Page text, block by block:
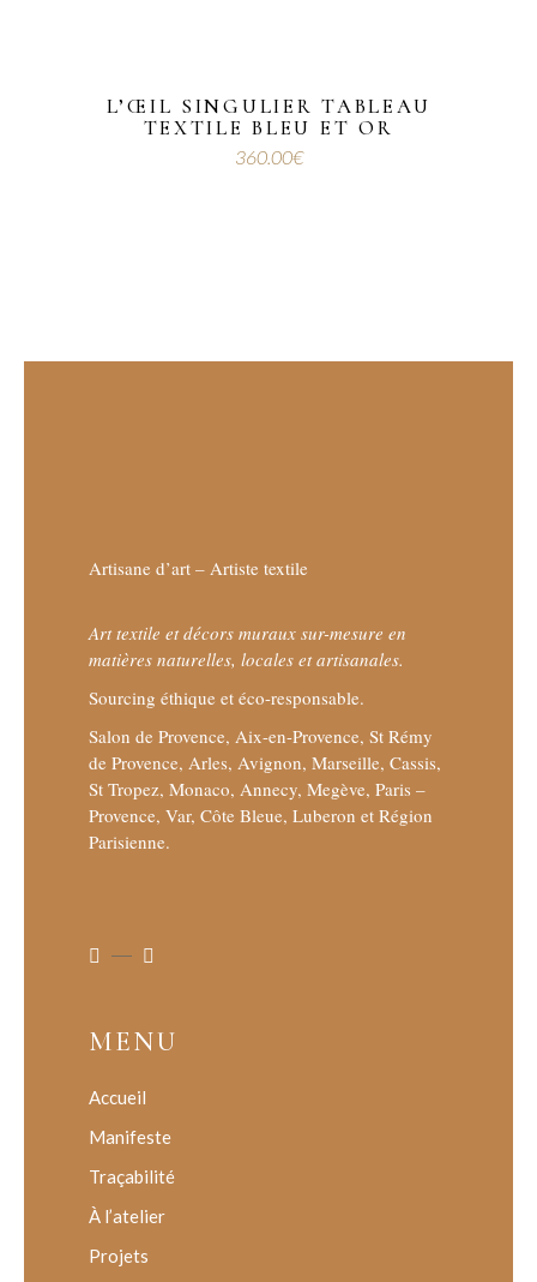
L’ŒIL SINGULIER TABLEAU
TEXTILE BLEU ET OR
360.00€
Artisane d’art – Artiste textile
Art textile et décors muraux sur-mesure en
matières naturelles, locales et artisanales.
Sourcing éthique et éco-responsable.
Salon de Provence, Aix-en-Provence, St Rémy
de Provence, Arles, Avignon, Marseille, Cassis,
St Tropez, Monaco, Annecy, Megève, Paris –
Provence, Var, Côte Bleue, Luberon et Région
Parisienne.
MENU
Accueil
Manifeste
Traçabilité
À l’atelier
Projets